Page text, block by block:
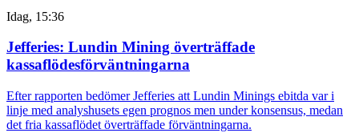
Idag, 15:36
Jefferies: Lundin Mining överträffade
kassaflödesförväntningarna
Efter rapporten bedömer Jefferies att Lundin Minings ebitda var i
linje med analyshusets egen prognos men under konsensus, medan
det fria kassaflödet överträffade förväntningarna.